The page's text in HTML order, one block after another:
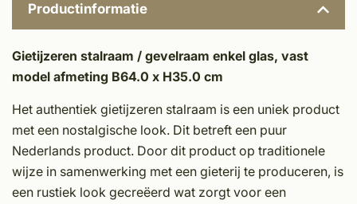
Productinformatie
Gietijzeren stalraam / gevelraam enkel glas, vast
model afmeting B64.0 x H35.0 cm
Het authentiek gietijzeren stalraam is een uniek product
met een nostalgische look. Dit betreft een puur
Nederlands product. Door dit product op traditionele
wijze in samenwerking met een gieterij te produceren, is
een rustiek look gecreëerd wat zorgt voor een